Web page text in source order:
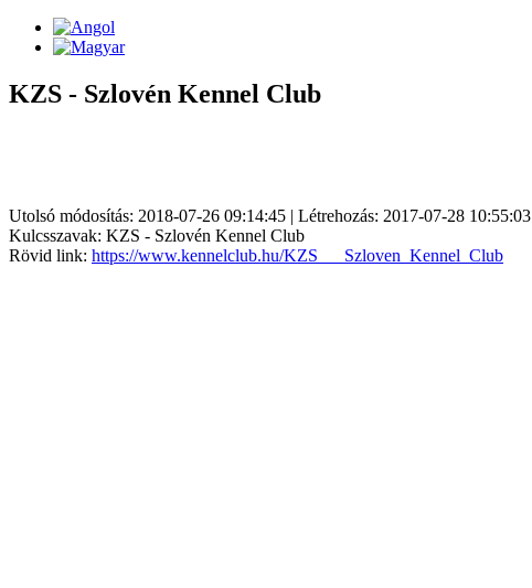
KZS - Szlovén Kennel Club
Utolsó módosítás: 2018-07-26 09:14:45 | Létrehozás: 2017-07-28 10:55:03
Kulcsszavak: KZS - Szlovén Kennel Club
Rövid link: https://www.kennelclub.hu/KZS___Szloven_Kennel_Club